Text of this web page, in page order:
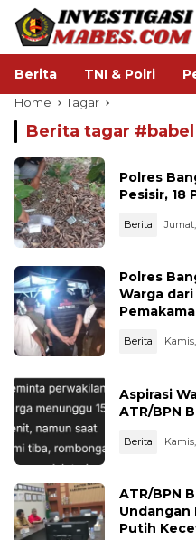
Berita TNI & Polri
Home Tagar
Berita tagar #babel
Polres
Pesisir, 18
Berita
Polres
Warga
Berita
Aspirasi
ATR/BPN
Berita
ATR/BPN
Undangan
Putih